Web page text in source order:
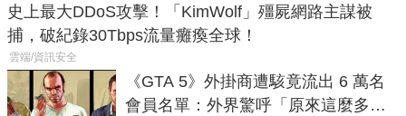
史上最大DDoS攻擊！「KimWolf」殭屍網路主謀被
捕，破紀錄30Tbps流量癱瘓全球！
雲端/資訊安全
《GTA 5》外掛商遭駭竟流出 6 萬名
會員名單：外界驚呼「原來這麼多人